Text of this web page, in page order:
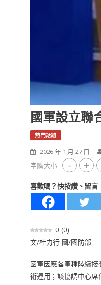
國軍設立聯
熱門話題
2026 年 1 月 27 日
字體大小 - +
喜歡嗎？快按讚、留言
0 (0)
文/杜力行 圖/國防部
國軍因應各軍種陸續
術運用；該協調中心席